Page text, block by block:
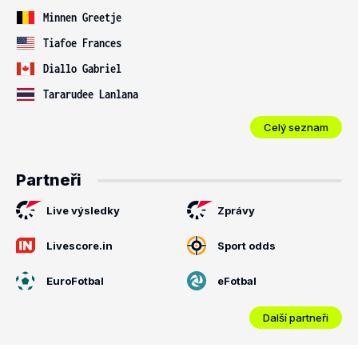
Minnen Greetje
Tiafoe Frances
Diallo Gabriel
Tararudee Lanlana
Celý seznam
Partneři
Live výsledky Zprávy
Livescore.in Sport odds
EuroFotbal eFotbal
Další partneři